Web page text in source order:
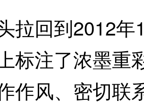
回到2012年
标注了浓墨重
作风、密切联